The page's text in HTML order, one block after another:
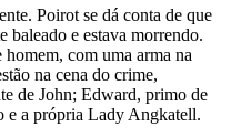
Poirot se dá conta de que
baleado e estava morrendo.
com uma arma na
na cena do crime,
de John; Edward, primo de
e a própria Lady Angkatell.